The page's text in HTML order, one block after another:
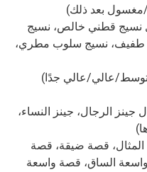
بعد ذلك)
نسيج قطني خالص، نسيج
طفيف، نسيج سلوب مطري،
عالي/عالي جدًا)
جينز الرجال، جينز النساء،
قصة ضيقة، قصة
الساق، قصة واسعة